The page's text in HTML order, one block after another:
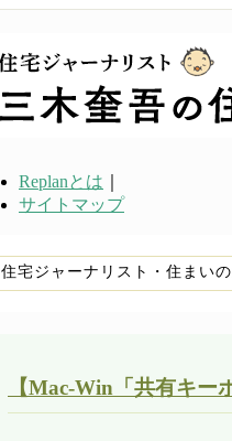
Replanとは
サイトマップ
住宅ジャーナリスト・住まい
【Mac-Win「共有キー